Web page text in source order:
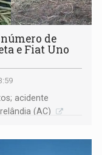
número de
e Fiat Uno
acidente
(AC)